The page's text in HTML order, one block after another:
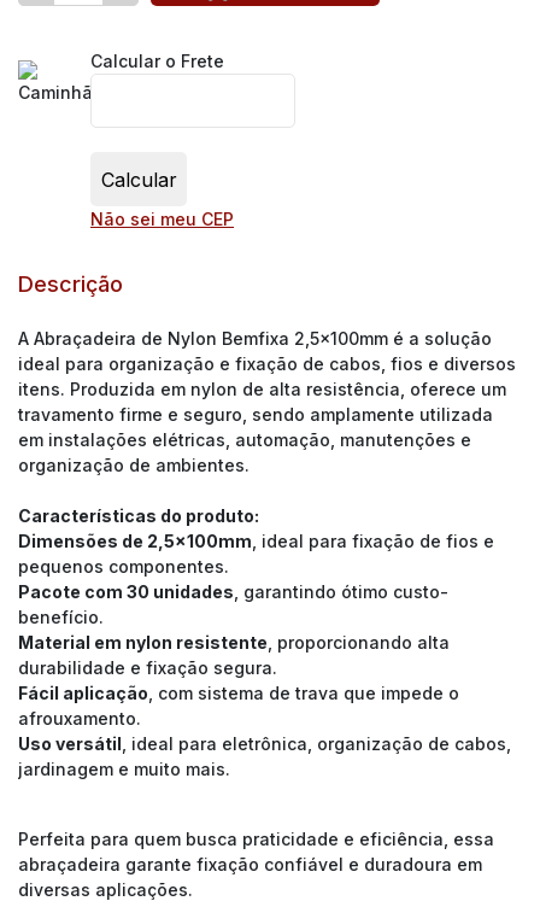
Calcular o Frete
Não sei meu CEP
Descrição
A Abraçadeira de Nylon Bemfixa 2,5x100mm é a solução
ideal para organização e fixação de cabos, fios e diversos
itens. Produzida em nylon de alta resistência, oferece um
travamento firme e seguro, sendo amplamente utilizada
em instalações elétricas, automação, manutenções e
organização de ambientes.
Características do produto:
Dimensões de 2,5x100mm , ideal para fixação de fios e
pequenos componentes.
Pacote com 30 unidades , garantindo ótimo custo-
benefício.
Material em nylon resistente , proporcionando alta
durabilidade e fixação segura.
Fácil aplicação , com sistema de trava que impede o
afrouxamento.
Uso versátil , ideal para eletrônica, organização de cabos,
jardinagem e muito mais.
Perfeita para quem busca praticidade e eficiência, essa
abraçadeira garante fixação confiável e duradoura em
diversas aplicações.